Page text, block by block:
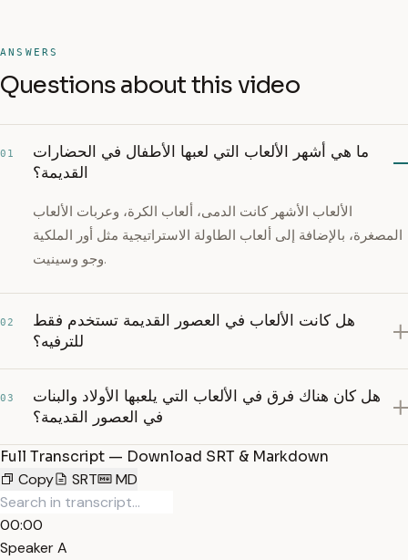
ANSWERS
Questions about this video
01
ما هي أشهر الألعاب التي لعبها الأطفال في الحضارات
القديمة؟
الألعاب الأشهر كانت الدمى، ألعاب الكرة، وعربات الألعاب
المصغرة، بالإضافة إلى ألعاب الطاولة الاستراتيجية مثل أور الملكية
وجو وسينيت.
02
هل كانت الألعاب في العصور القديمة تستخدم فقط
للترفيه؟
03
هل كان هناك فرق في الألعاب التي يلعبها الأولاد والبنات
في العصور القديمة؟
Full Transcript — Download SRT & Markdown
Copy
SRT MD
00:00
Speaker A